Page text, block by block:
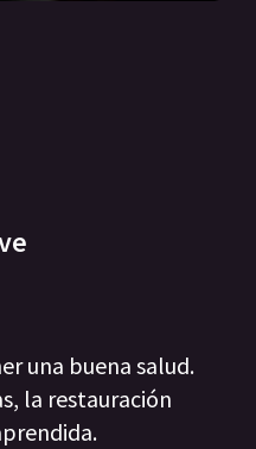
una buena salud.
la restauración